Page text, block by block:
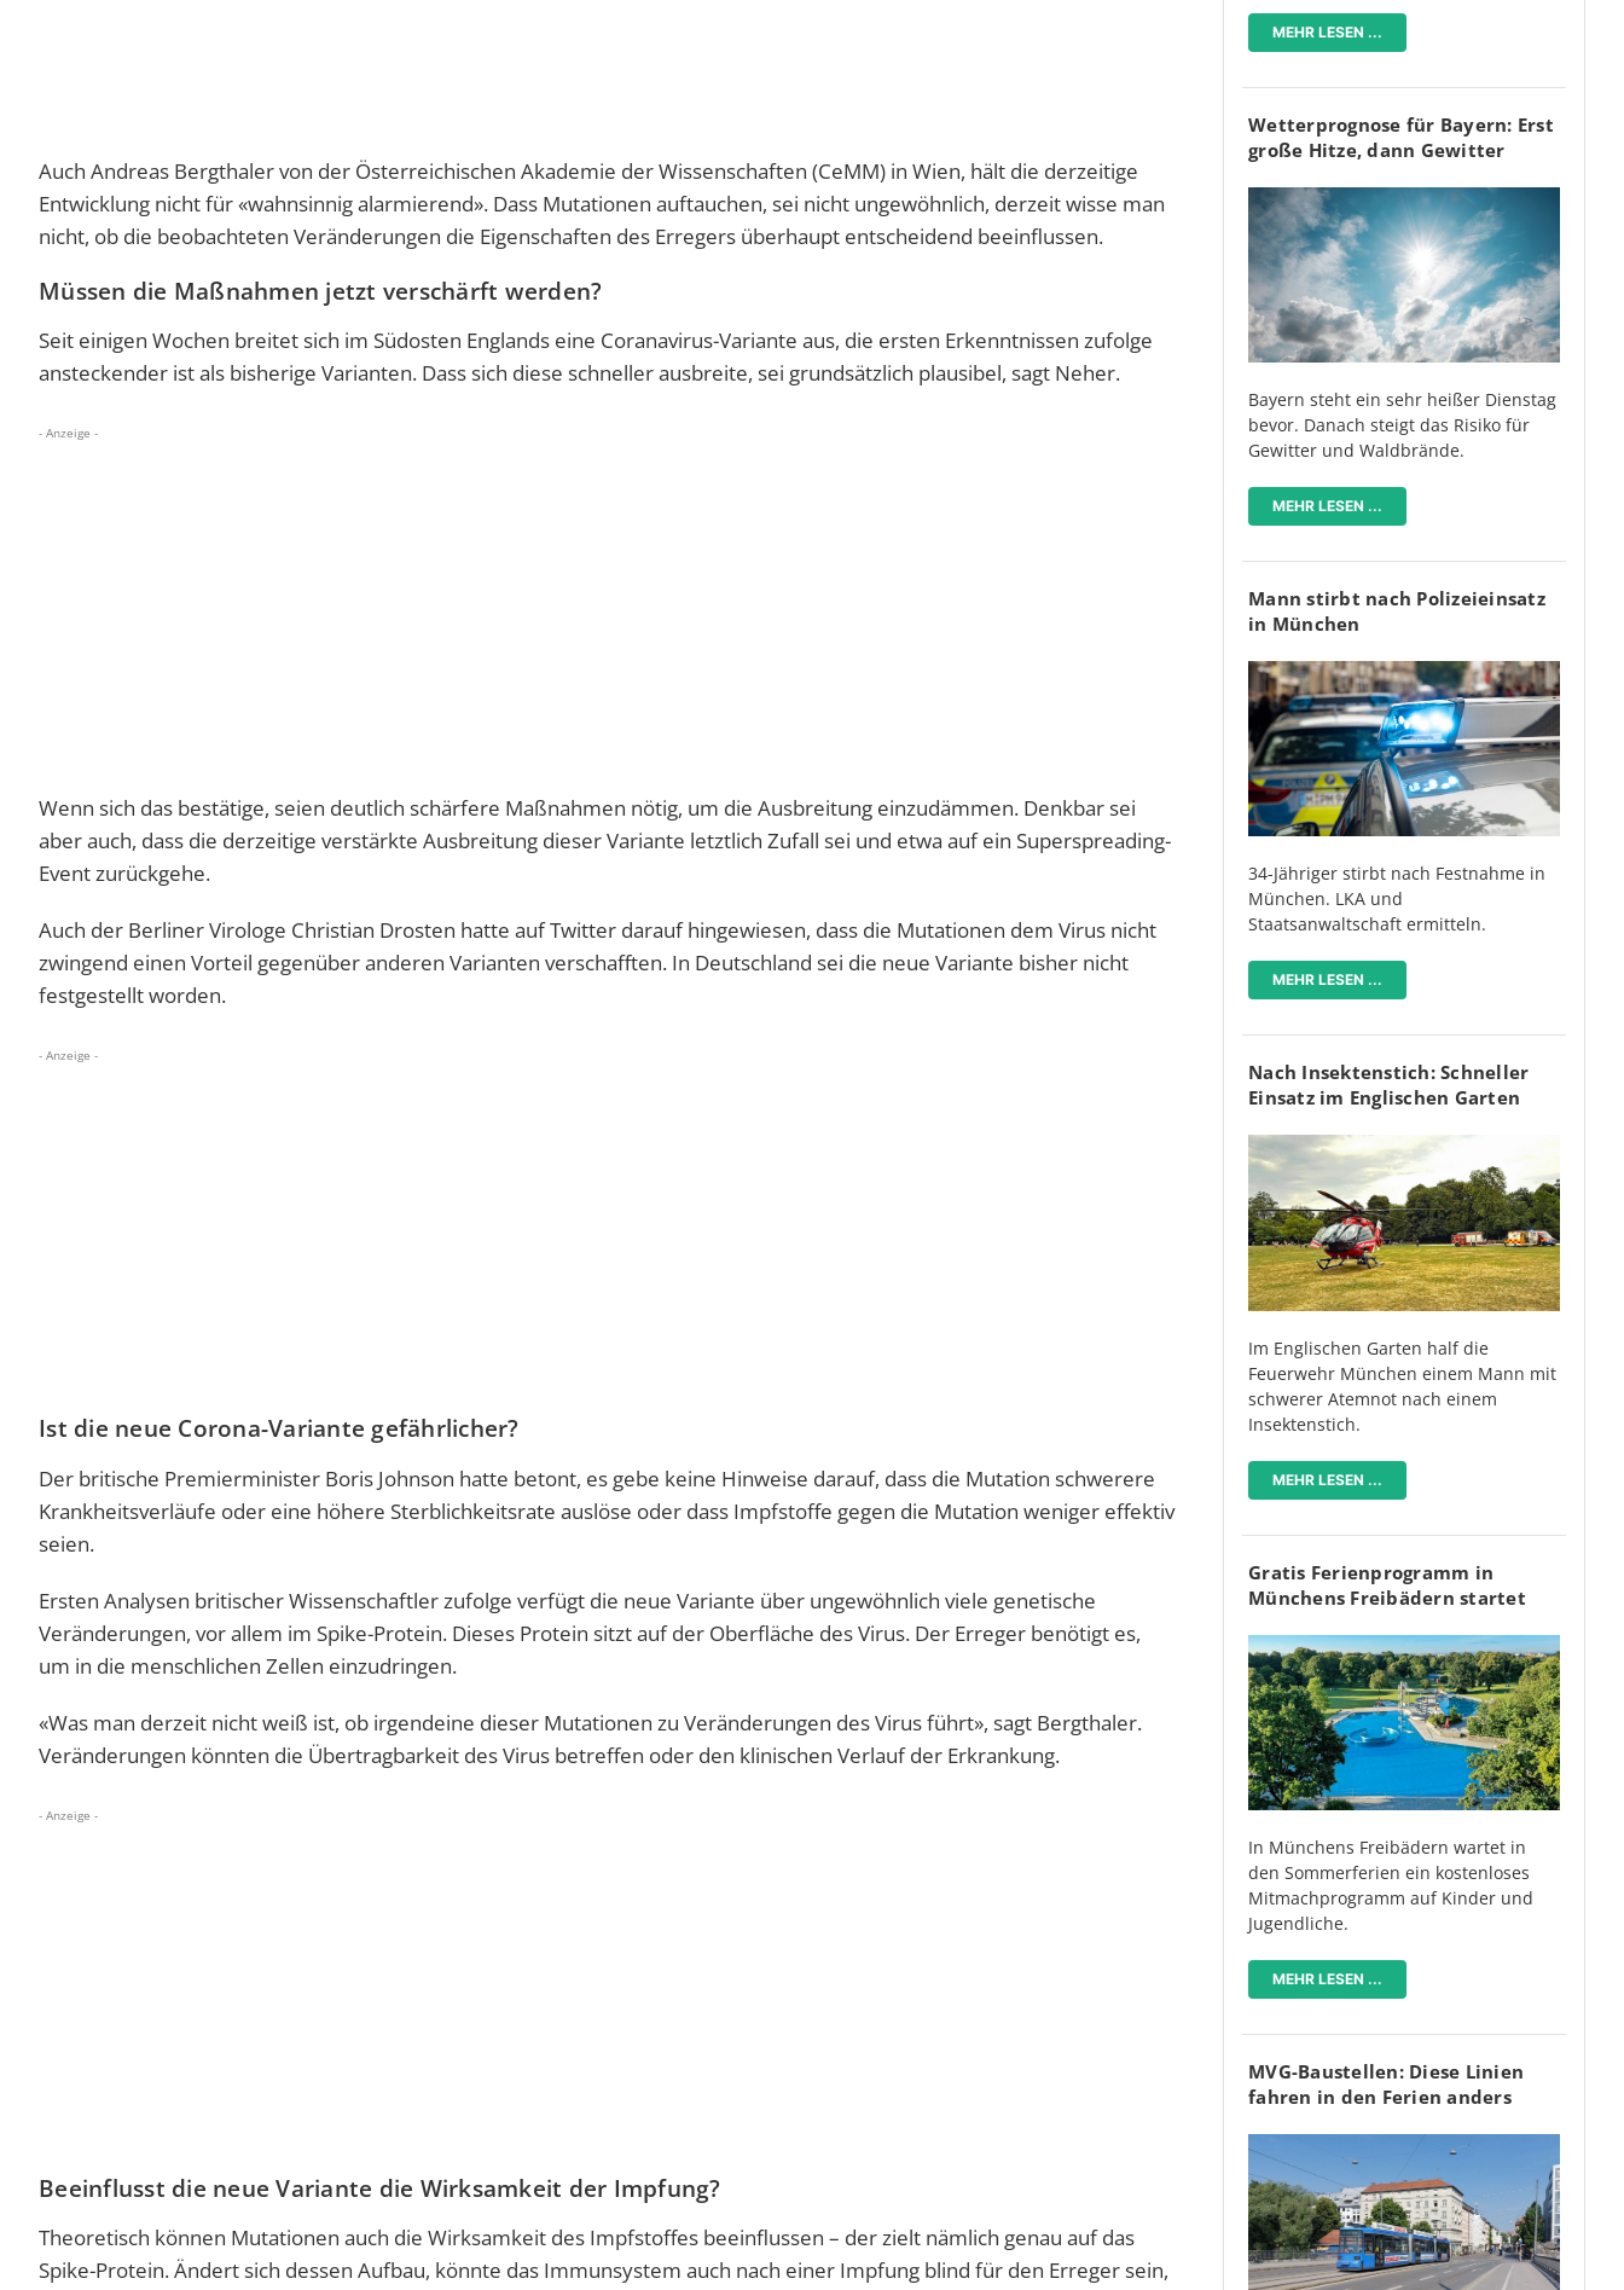
Auch Andreas Bergthaler von der Österreichischen Akademie der Wissenschaften (CeMM) in Wien, hält die derzeitige
Entwicklung nicht für «wahnsinnig alarmierend». Dass Mutationen auftauchen, sei nicht ungewöhnlich, derzeit wisse man
nicht, ob die beobachteten Veränderungen die Eigenschaften des Erregers überhaupt entscheidend beeinflussen.
Müssen die Maßnahmen jetzt verschärft werden?
Seit einigen Wochen breitet sich im Südosten Englands eine Coranavirus-Variante aus, die ersten Erkenntnissen zufolge
ansteckender ist als bisherige Varianten. Dass sich diese schneller ausbreite, sei grundsätzlich plausibel, sagt Neher.
- Anzeige -
Wenn sich das bestätige, seien deutlich schärfere Maßnahmen nötig, um die Ausbreitung einzudämmen. Denkbar sei
aber auch, dass die derzeitige verstärkte Ausbreitung dieser Variante letztlich Zufall sei und etwa auf ein Superspreading-
Event zurückgehe.
Auch der Berliner Virologe Christian Drosten hatte auf Twitter darauf hingewiesen, dass die Mutationen dem Virus nicht
zwingend einen Vorteil gegenüber anderen Varianten verschafften. In Deutschland sei die neue Variante bisher nicht
festgestellt worden.
- Anzeige -
Ist die neue Corona-Variante gefährlicher?
Der britische Premierminister Boris Johnson hatte betont, es gebe keine Hinweise darauf, dass die Mutation schwerere
Krankheitsverläufe oder eine höhere Sterblichkeitsrate auslöse oder dass Impfstoffe gegen die Mutation weniger effektiv
seien.
Ersten Analysen britischer Wissenschaftler zufolge verfügt die neue Variante über ungewöhnlich viele genetische
Veränderungen, vor allem im Spike-Protein. Dieses Protein sitzt auf der Oberfläche des Virus. Der Erreger benötigt es,
um in die menschlichen Zellen einzudringen.
«Was man derzeit nicht weiß ist, ob irgendeine dieser Mutationen zu Veränderungen des Virus führt», sagt Bergthaler.
Veränderungen könnten die Übertragbarkeit des Virus betreffen oder den klinischen Verlauf der Erkrankung.
- Anzeige -
Beeinflusst die neue Variante die Wirksamkeit der Impfung?
Theoretisch können Mutationen auch die Wirksamkeit des Impfstoffes beeinflussen – der zielt nämlich genau auf das
Spike-Protein. Ändert sich dessen Aufbau, könnte das Immunsystem auch nach einer Impfung blind für den Erreger sein,
MEHR LESEN ...
Wetterprognose für Bayern: Erst
große Hitze, dann Gewitter
Bayern steht ein sehr heißer Dienstag
bevor. Danach steigt das Risiko für
Gewitter und Waldbrände.
MEHR LESEN ...
Mann stirbt nach Polizeieinsatz
in München
34-Jähriger stirbt nach Festnahme in
München. LKA und
Staatsanwaltschaft ermitteln.
MEHR LESEN ...
Nach Insektenstich: Schneller
Einsatz im Englischen Garten
Im Englischen Garten half die
Feuerwehr München einem Mann mit
schwerer Atemnot nach einem
Insektenstich.
MEHR LESEN ...
Gratis Ferienprogramm in
Münchens Freibädern startet
In Münchens Freibädern wartet in
den Sommerferien ein kostenloses
Mitmachprogramm auf Kinder und
Jugendliche.
MEHR LESEN ...
MVG-Baustellen: Diese Linien
fahren in den Ferien anders